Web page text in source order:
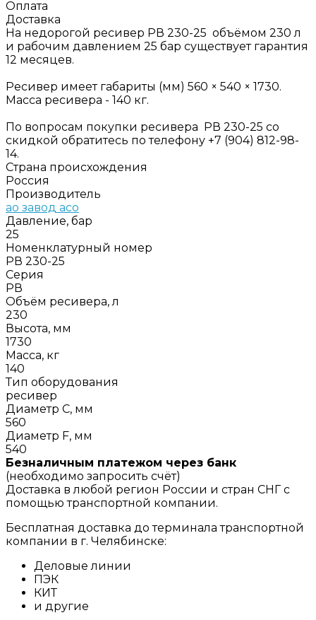
Оплата
Доставка
На недорогой ресивер РВ 230-25 объёмом 230 л
и рабочим давлением 25 бар существует гарантия
12 месяцев.
Ресивер имеет габариты (мм) 560 × 540 × 1730.
Масса ресивера - 140 кг.
По вопросам покупки ресивера РВ 230-25 со
скидкой обратитесь по телефону +7 (904) 812-98-
14.
Страна происхождения
Россия
Производитель
ао завод асо
Давление, бар
25
Номенклатурный номер
РВ 230-25
Серия
РВ
Объём ресивера, л
230
Высота, мм
1730
Масса, кг
140
Тип оборудования
ресивер
Диаметр C, мм
560
Диаметр F, мм
540
Безналичным платежом через банк
(необходимо запросить счёт)
Доставка в любой регион России и стран СНГ с
помощью транспортной компании.
Бесплатная доставка до терминала транспортной
компании в г. Челябинске:
Деловые линии
ПЭК
КИТ
и другие